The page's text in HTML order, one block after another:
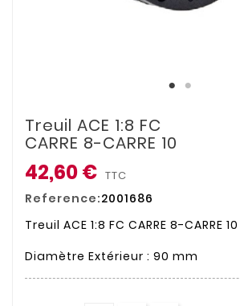
Treuil ACE 1:8 FC
CARRE 8-CARRE 10
42,60 € TTC
Reference:2001686
Treuil ACE 1:8 FC CARRE 8-CARRE 10
Diamètre Extérieur : 90 mm